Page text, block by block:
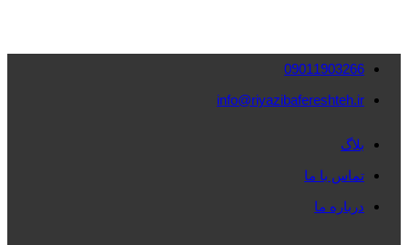
09011903266
info@riyazibafereshteh.ir
بلاگ
تماس با ما
درباره ما